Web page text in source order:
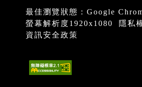
最佳瀏覽狀態：Google
螢幕解析度1920x1080
隱私
資訊安全政策